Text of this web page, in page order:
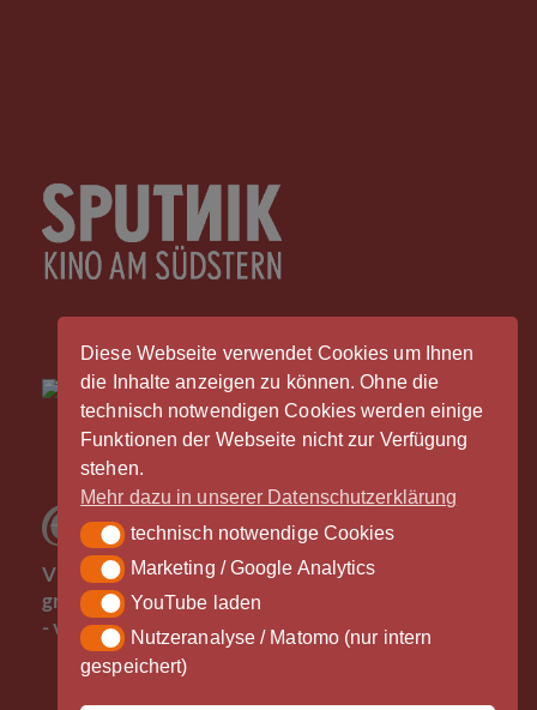
Diese Webseite verwendet Cookies um Ihnen
die Inhalte anzeigen zu können. Ohne die
technisch notwendigen Cookies werden einige
Funktionen der Webseite nicht zur Verfügung
stehen.
Mehr dazu in unserer Datenschutzerklärung
technisch notwendige Cookies
technisch notwendige Cookies
Marketing / Google Analytics
Marketing / Google Analytics
YouTube laden
YouTube laden
Nutzeranalyse / Matomo (nur intern gespeichert)
Nutzeranalyse / Matomo (nur intern
gespeichert)
Vinylrausch wäre nicht möglich ohne die
großzügige Unterstützung durch unsere Partner
- vielen Dank!